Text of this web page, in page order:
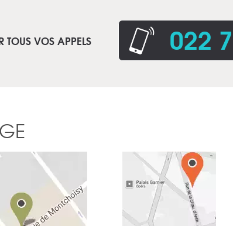
TOUS VOS APPELS 022